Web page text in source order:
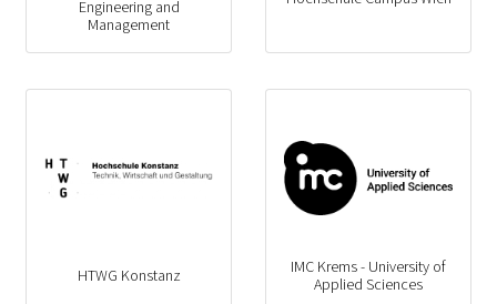
Engineering and
Management
HTWG Konstanz
IMC Krems - University of
Applied Sciences